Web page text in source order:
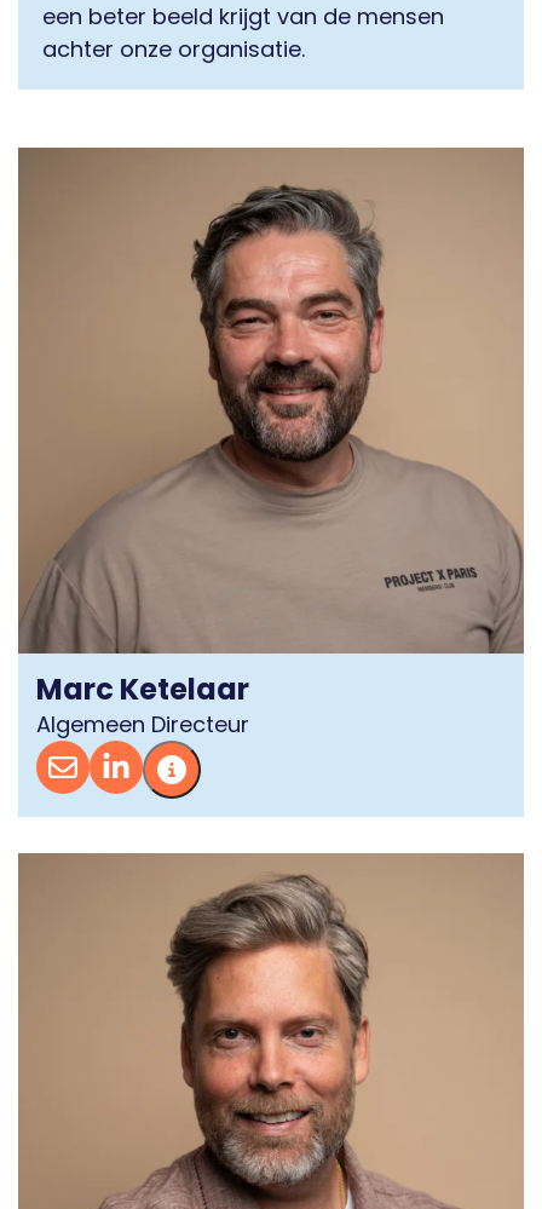
een beter beeld krijgt van de mensen
achter onze organisatie.
Marc Ketelaar
Algemeen Directeur